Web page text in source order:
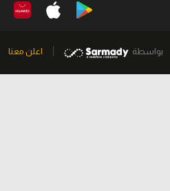
بواسطة اعلن معنا